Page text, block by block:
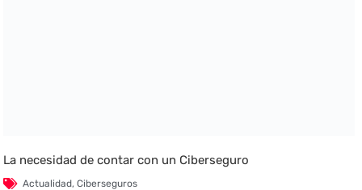
La necesidad de contar con un Ciberseguro
Actualidad,Ciberseguros